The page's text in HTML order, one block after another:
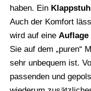
haben. Ein Klappstuhl
Auch der Komfort
wird auf eine Auflage
Sie auf dem „puren“
sehr unbequem ist.
passenden und